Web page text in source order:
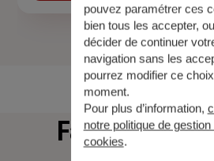
Faitesune
pouvez paramétrer ces
bien tous les accepter,
décider de continuer
navigation sans les
pourrez modifier ce
moment.
Pour plus d’information,
notre politique de gestion
cookies.